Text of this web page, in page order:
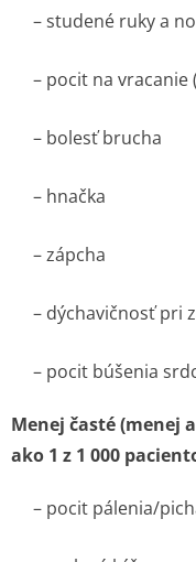
– studené ruky a
– pocit na vracanie
– bolesť brucha
– hnačka
– zápcha
– dýchavičnosť pri
– pocit búšenia
Menej časté (menej
ako 1 z 1 000
– pocit pálenia/